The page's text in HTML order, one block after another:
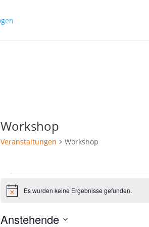
Workshop
Veranstaltungen Workshop
Veranstaltungen
HinweisEs wurden keine Ergebnisse gefunden.
Anstehende